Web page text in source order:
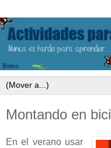
Montando en bici
En el verano usar